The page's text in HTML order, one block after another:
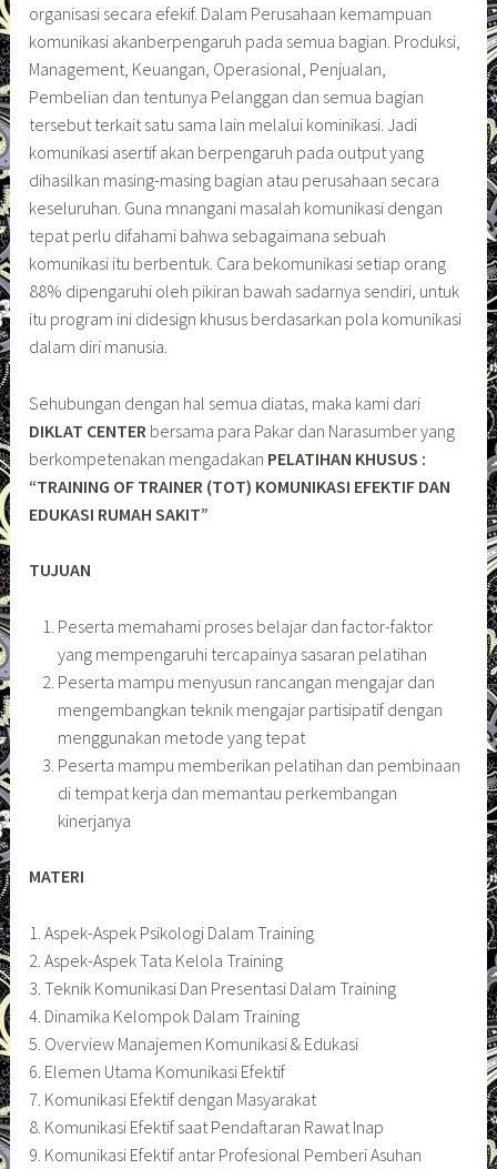
organisasi secara efekif. Dalam Perusahaan kemampuan
komunikasi akanberpengaruh pada semua bagian. Produksi,
Management, Keuangan, Operasional, Penjualan,
Pembelian dan tentunya Pelanggan dan semua bagian
tersebut terkait satu sama lain melalui kominikasi. Jadi
komunikasi asertif akan berpengaruh pada output yang
dihasilkan masing-masing bagian atau perusahaan secara
keseluruhan. Guna mnangani masalah komunikasi dengan
tepat perlu difahami bahwa sebagaimana sebuah
komunikasi itu berbentuk. Cara bekomunikasi setiap orang
88% dipengaruhi oleh pikiran bawah sadarnya sendiri, untuk
itu program ini didesign khusus berdasarkan pola komunikasi
dalam diri manusia.
Sehubungan dengan hal semua diatas, maka kami dari
DIKLAT CENTER bersama para Pakar dan Narasumber yang
berkompetenakan mengadakan PELATIHAN KHUSUS :
“TRAINING OF TRAINER (TOT) KOMUNIKASI EFEKTIF DAN
EDUKASI RUMAH SAKIT”
TUJUAN
Peserta memahami proses belajar dan factor-faktor
yang mempengaruhi tercapainya sasaran pelatihan
Peserta mampu menyusun rancangan mengajar dan
mengembangkan teknik mengajar partisipatif dengan
menggunakan metode yang tepat
Peserta mampu memberikan pelatihan dan pembinaan
di tempat kerja dan memantau perkembangan
kinerjanya
MATERI
1. Aspek-Aspek Psikologi Dalam Training
2. Aspek-Aspek Tata Kelola Training
3. Teknik Komunikasi Dan Presentasi Dalam Training
4. Dinamika Kelompok Dalam Training
5. Overview Manajemen Komunikasi & Edukasi
6. Elemen Utama Komunikasi Efektif
7. Komunikasi Efektif dengan Masyarakat
8. Komunikasi Efektif saat Pendaftaran Rawat Inap
9. Komunikasi Efektif antar Profesional Pemberi Asuhan